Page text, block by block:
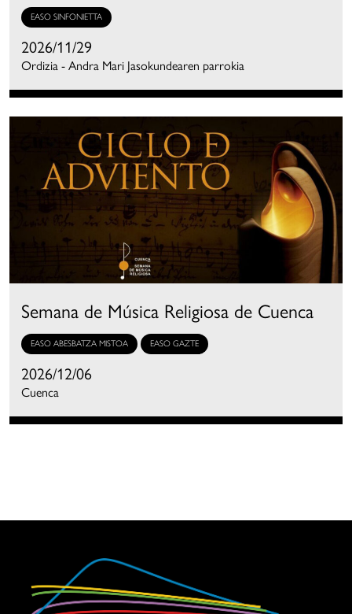
EASO SINFONIETTA
2026/11/29
Ordizia - Andra Mari Jasokundearen parrokia
Semana de Música Religiosa de Cuenca
EASO ABESBATZA MISTOA EASO GAZTE
2026/12/06
Cuenca